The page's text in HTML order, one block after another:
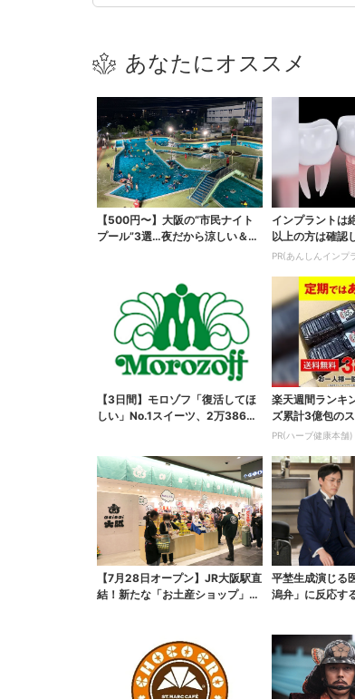
あなたにオススメ
【500円〜】大阪の“市民ナイト
プール”3選…夜だから涼しい＆コ
インプラントは
以上の方は確認
の歯科医師監修
PR(あんしんインプ
【3日間】モロゾフ「復活してほ
しい」No.1スイーツ、2万3865
楽天週間ランキ
ズ累計3億包の
円でお試し
PR(ハーブ健康本舗)
【7月28日オープン】JR大阪駅直
結！新たな「お土産ショップ」、
平埜生成演じる
潟弁」に反応す